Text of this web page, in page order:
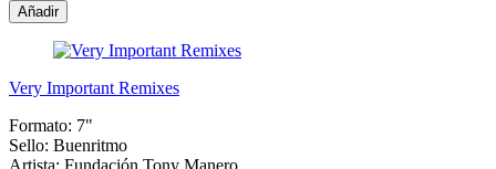
Añadir
Very Important Remixes
Formato: 7"
Sello: Buenritmo
Artista: Fundación Tony Manero